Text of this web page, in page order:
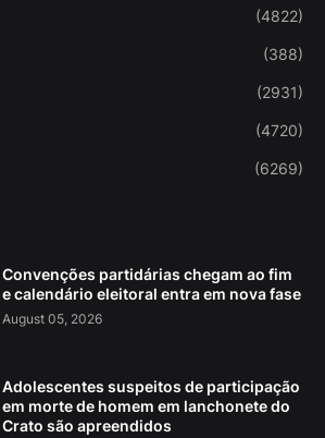
(4822)
(388)
(2931)
(4720)
(6269)
Convenções partidárias chegam ao fim
e calendário eleitoral entra em nova fase
August 05, 2026
Adolescentes suspeitos de participação
em morte de homem em lanchonete do
Crato são apreendidos